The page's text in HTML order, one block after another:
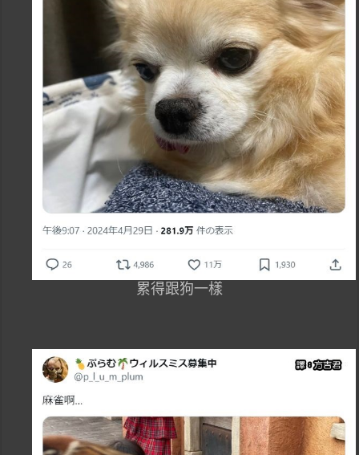
累得跟狗一樣